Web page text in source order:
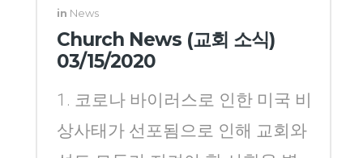
in News
Church News (교회 소식)
03/15/2020
1. 코로나 바이러스로 인한 미국 비
상사태가 선포됨으로 인해 교회와